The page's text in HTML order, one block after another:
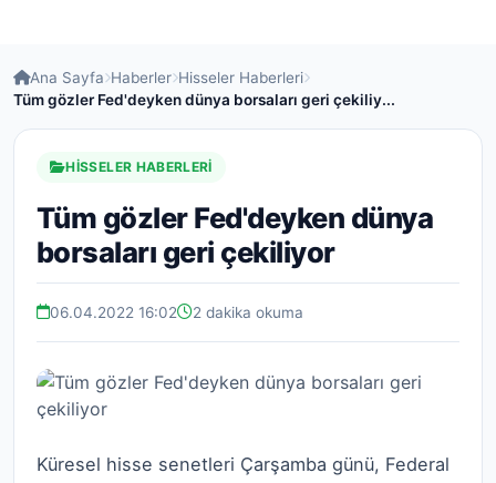
Ana Sayfa Haberler Hisseler Haberleri
Tüm gözler Fed'deyken dünya borsaları geri çekiliy...
HISSELER HABERLERI
Tüm gözler Fed'deyken dünya
borsaları geri çekiliyor
06.04.2022 16:02 2 dakika okuma
Küresel hisse senetleri Çarşamba günü, Federal